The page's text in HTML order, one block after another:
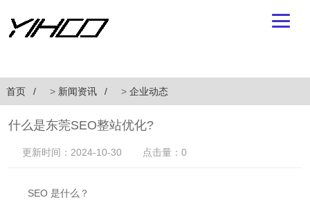
首页 > 新闻资讯 > 企业动态
什么是东莞SEO整站优化?
更新时间：2024-10-30 点击量：0
SEO 是什么？